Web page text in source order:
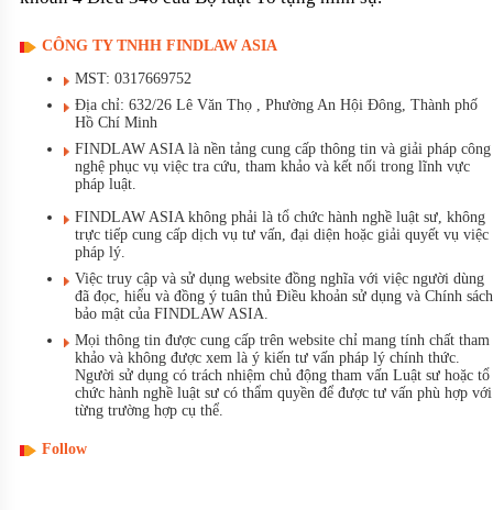
CÔNG TY TNHH FINDLAW ASIA
MST: 0317669752
Địa chỉ: 632/26 Lê Văn Thọ , Phường An Hội Đông, Thành phố
Hồ Chí Minh
FINDLAW ASIA là nền tảng cung cấp thông tin và giải pháp công
nghệ phục vụ việc tra cứu, tham khảo và kết nối trong lĩnh vực
pháp luật.
FINDLAW ASIA không phải là tổ chức hành nghề luật sư, không
trực tiếp cung cấp dịch vụ tư vấn, đại diện hoặc giải quyết vụ việc
pháp lý.
Việc truy cập và sử dụng website đồng nghĩa với việc người dùng
đã đọc, hiểu và đồng ý tuân thủ Điều khoản sử dụng và Chính sách
bảo mật của FINDLAW ASIA.
Mọi thông tin được cung cấp trên website chỉ mang tính chất tham
khảo và không được xem là ý kiến tư vấn pháp lý chính thức.
Người sử dụng có trách nhiệm chủ động tham vấn Luật sư hoặc tổ
chức hành nghề luật sư có thẩm quyền để được tư vấn phù hợp với
từng trường hợp cụ thể.
Follow